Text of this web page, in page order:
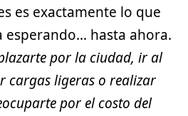
es exactamente lo que
esperando… hasta ahora.
por la ciudad, ir al
cargas ligeras o realizar
por el costo del